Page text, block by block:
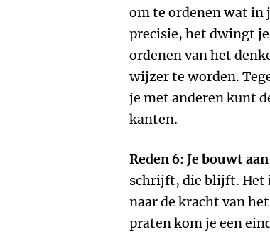
om te ordenen wat
precisie, het dwingt
ordenen van het
wijzer te worden.
je met anderen kunt
kanten.
Reden 6: Je bouwt
schrijft, die blijft. Het
naar de kracht van
praten kom je een